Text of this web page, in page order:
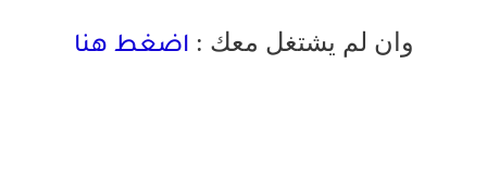
وان لم يشتغل معك : اضغط هنا